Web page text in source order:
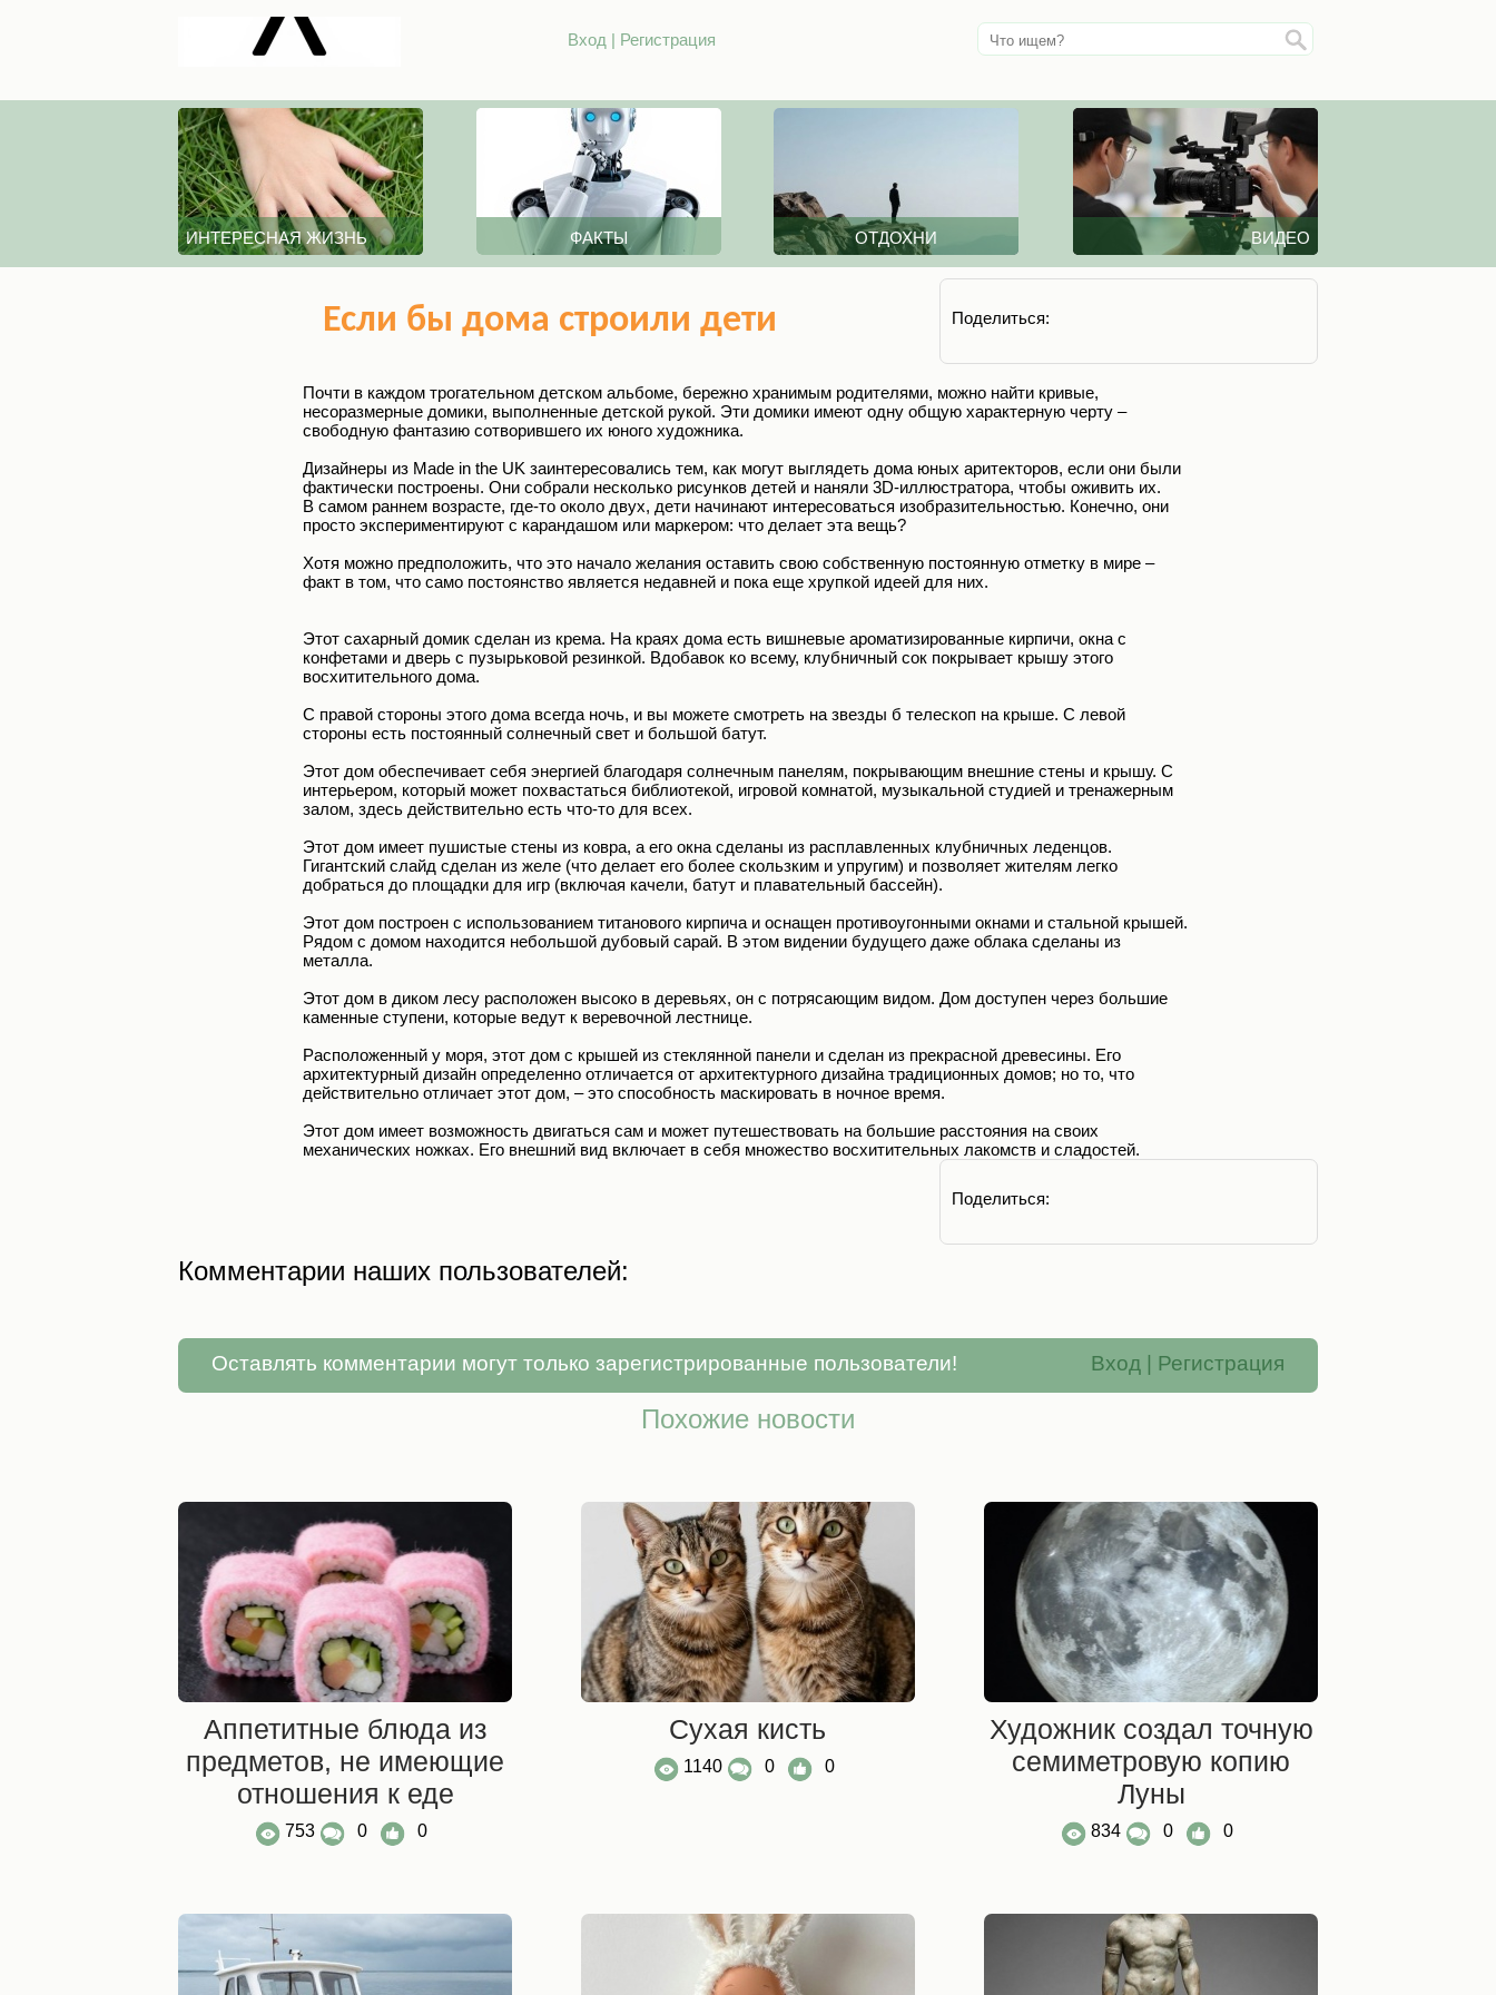
Вход | Регистрация
ИНТЕРЕСНАЯ ЖИЗНЬ ФАКТЫ ОТДОХНИ ВИДЕО
Если бы дома строили дети Поделиться:
Почти в каждом трогательном детском альбоме, бережно хранимым родителями, можно найти кривые,
несоразмерные домики, выполненные детской рукой. Эти домики имеют одну общую характерную черту –
свободную фантазию сотворившего их юного художника.
Дизайнеры из Made in the UK заинтересовались тем, как могут выглядеть дома юных аритекторов, если они были
фактически построены. Они собрали несколько рисунков детей и наняли 3D-иллюстратора, чтобы оживить их.
В самом раннем возрасте, где-то около двух, дети начинают интересоваться изобразительностью. Конечно, они
просто экспериментируют с карандашом или маркером: что делает эта вещь?
Хотя можно предположить, что это начало желания оставить свою собственную постоянную отметку в мире –
факт в том, что само постоянство является недавней и пока еще хрупкой идеей для них.
Этот сахарный домик сделан из крема. На краях дома есть вишневые ароматизированные кирпичи, окна с
конфетами и дверь с пузырьковой резинкой. Вдобавок ко всему, клубничный сок покрывает крышу этого
восхитительного дома.
С правой стороны этого дома всегда ночь, и вы можете смотреть на звезды б телескоп на крыше. С левой
стороны есть постоянный солнечный свет и большой батут.
Этот дом обеспечивает себя энергией благодаря солнечным панелям, покрывающим внешние стены и крышу. С
интерьером, который может похвастаться библиотекой, игровой комнатой, музыкальной студией и тренажерным
залом, здесь действительно есть что-то для всех.
Этот дом имеет пушистые стены из ковра, а его окна сделаны из расплавленных клубничных леденцов.
Гигантский слайд сделан из желе (что делает его более скользким и упругим) и позволяет жителям легко
добраться до площадки для игр (включая качели, батут и плавательный бассейн).
Этот дом построен с использованием титанового кирпича и оснащен противоугонными окнами и стальной крышей.
Рядом с домом находится небольшой дубовый сарай. В этом видении будущего даже облака сделаны из
металла.
Этот дом в диком лесу расположен высоко в деревьях, он с потрясающим видом. Дом доступен через большие
каменные ступени, которые ведут к веревочной лестнице.
Расположенный у моря, этот дом с крышей из стеклянной панели и сделан из прекрасной древесины. Его
архитектурный дизайн определенно отличается от архитектурного дизайна традиционных домов; но то, что
действительно отличает этот дом, – это способность маскировать в ночное время.
Этот дом имеет возможность двигаться сам и может путешествовать на большие расстояния на своих
механических ножках. Его внешний вид включает в себя множество восхитительных лакомств и сладостей.
Поделиться:
Комментарии наших пользователей:
Оставлять комментарии могут только зарегистрированные пользователи! Вход Регистрация
Похожие новости
Аппетитные блюда из
предметов, не имеющие
отношения к еде
753 0 0
Cухая кисть
1140 0 0
Художник создал точную
семиметровую копию
Луны
834 0 0